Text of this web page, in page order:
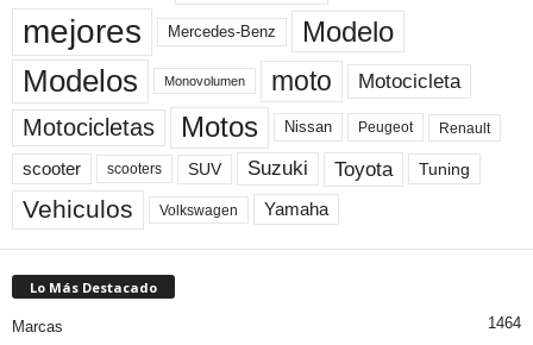
mejores Mercedes-Benz Modelo
Modelos Monovolumen moto Motocicleta
Motocicletas Motos Nissan Peugeot Renault
scooter scooters SUV Suzuki Toyota Tuning
Vehiculos Volkswagen Yamaha
Lo Más Destacado
Marcas 1464